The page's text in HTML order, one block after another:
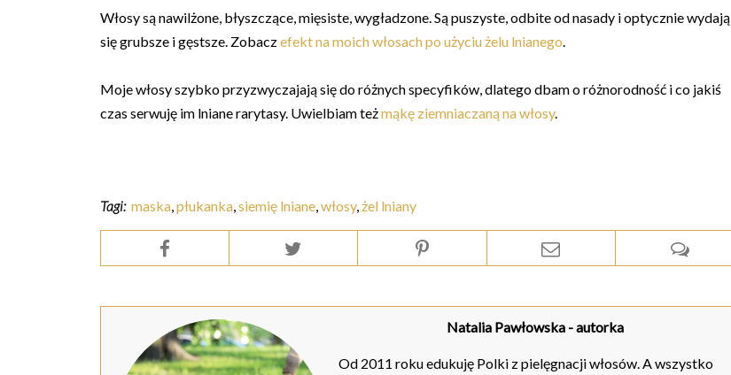
Włosy są nawilżone, błyszczące, mięsiste, wygładzone. Są puszyste, odbite od nasady i optycznie wydają
się grubsze i gęstsze. Zobaczefekt na moich włosach po użyciu żelu lnianego.
Moje włosy szybko przyzwyczajają się do różnych specyfików, dlatego dbam o różnorodność i co jakiś
czas serwuję im lniane rarytasy. Uwielbiam teżmąkę ziemniaczaną na włosy.
Tagi: maska,płukanka,siemię lniane,włosy,żel lniany
Natalia Pawłowska- autorka
Od 2011 roku edukuję Polki z pielęgnacji włosów. A wszystko